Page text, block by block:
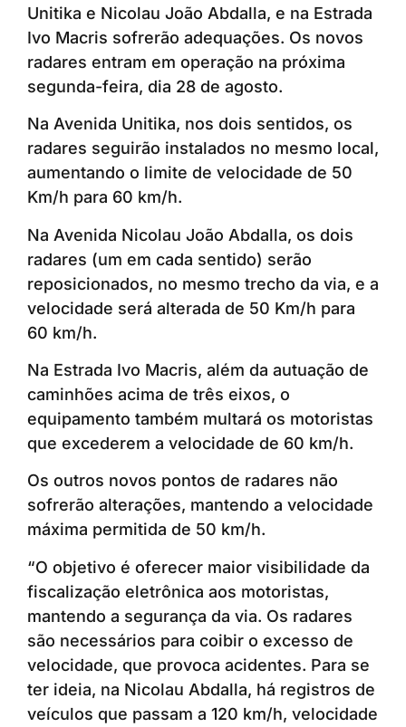
Unitika e Nicolau João Abdalla, e na Estrada
Ivo Macris sofrerão adequações. Os novos
radares entram em operação na próxima
segunda-feira, dia 28 de agosto.
Na Avenida Unitika, nos dois sentidos, os
radares seguirão instalados no mesmo local,
aumentando o limite de velocidade de 50
Km/h para 60 km/h.
Na Avenida Nicolau João Abdalla, os dois
radares (um em cada sentido) serão
reposicionados, no mesmo trecho da via, e a
velocidade será alterada de 50 Km/h para
60 km/h.
Na Estrada Ivo Macris, além da autuação de
caminhões acima de três eixos, o
equipamento também multará os motoristas
que excederem a velocidade de 60 km/h.
Os outros novos pontos de radares não
sofrerão alterações, mantendo a velocidade
máxima permitida de 50 km/h.
“O objetivo é oferecer maior visibilidade da
fiscalização eletrônica aos motoristas,
mantendo a segurança da via. Os radares
são necessários para coibir o excesso de
velocidade, que provoca acidentes. Para se
ter ideia, na Nicolau Abdalla, há registros de
veículos que passam a 120 km/h, velocidade